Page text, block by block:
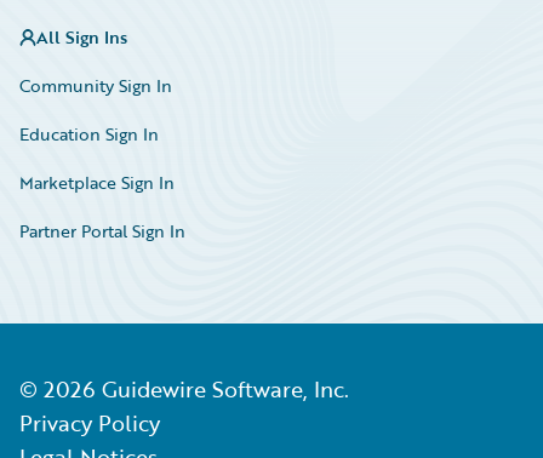
All Sign Ins
Community Sign In
Education Sign In
Marketplace Sign In
Partner Portal Sign In
© 2026 Guidewire Software, Inc.
Privacy Policy